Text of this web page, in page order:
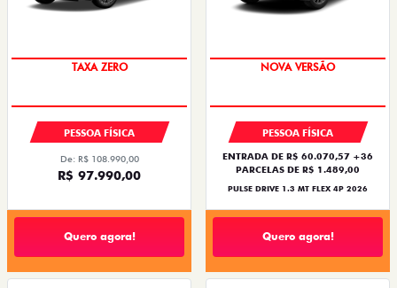
COM USADO NA TROCA
PESSOA FÍSICA
De: R$ 108.990,00
R$ 97.990,00
Quero agora!
PREÇO IMPERDÍVEL
PESSOA FÍSICA
ENTRADA DE R$ 60.070,57 +36
PARCELAS DE R$ 1.489,00
PULSE DRIVE 1.3 MT FLEX 4P 2026
Quero agora!